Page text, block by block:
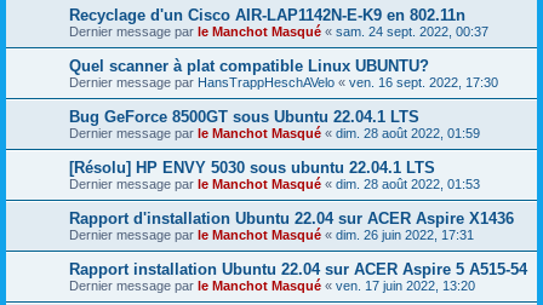
Recyclage d'un Cisco AIR-LAP1142N-E-K9 en 802.11n
Dernier message par le Manchot Masqué « sam. 24 sept. 2022, 00:37
Quel scanner à plat compatible Linux UBUNTU?
Dernier message par HansTrappHeschAVelo « ven. 16 sept. 2022, 17:30
Bug GeForce 8500GT sous Ubuntu 22.04.1 LTS
Dernier message par le Manchot Masqué « dim. 28 août 2022, 01:59
[Résolu] HP ENVY 5030 sous ubuntu 22.04.1 LTS
Dernier message par le Manchot Masqué « dim. 28 août 2022, 01:53
Rapport d'installation Ubuntu 22.04 sur ACER Aspire X1436
Dernier message par le Manchot Masqué « dim. 26 juin 2022, 17:31
Rapport installation Ubuntu 22.04 sur ACER Aspire 5 A515-54
Dernier message par le Manchot Masqué « ven. 17 juin 2022, 13:20